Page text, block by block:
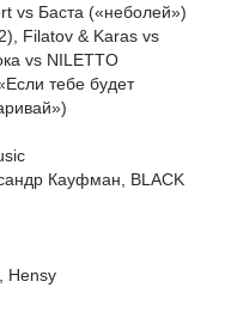
Баста («неболей»)
Filatov & Karas vs
vs NILETTO
тебе будет
Кауфман, BLACK
Hensy